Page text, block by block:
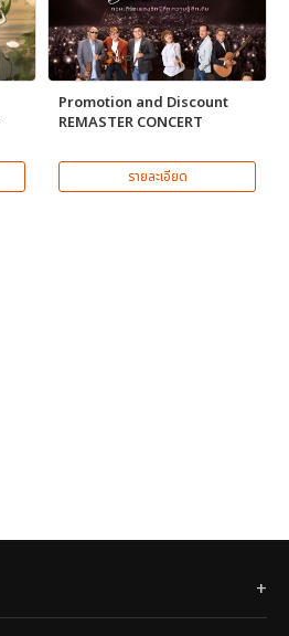
Promotion and Discount
REMASTER CONCERT
รายละเอียด